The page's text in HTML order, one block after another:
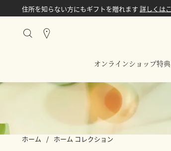
価格改定のお知らせ 詳しくはこちら
オンラインショップ特典
Stores
ホーム / ホーム コレクション